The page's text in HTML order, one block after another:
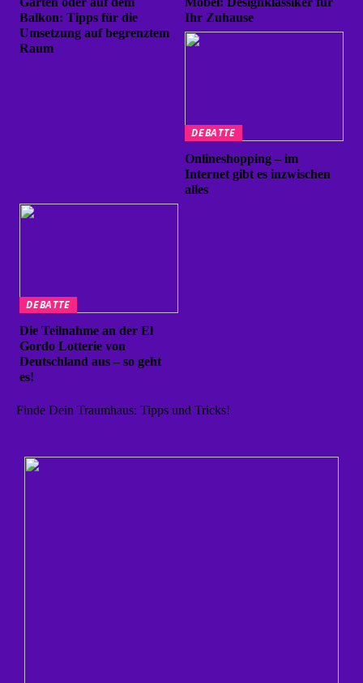
Balkon: Tipps für die
Umsetzung auf begrenztem
Raum
Ihr Zuhause
DEBATTE
Onlineshopping – im
Internet gibt es inzwischen
alles
DEBATTE
Die Teilnahme an der El
Gordo Lotterie von
Deutschland aus – so geht
es!
Finde Dein Traumhaus: Tipps und Tricks!